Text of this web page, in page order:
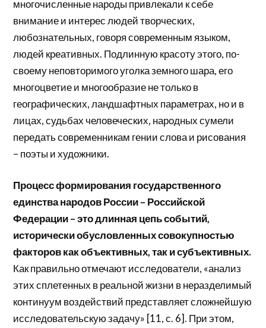
многочисленные народы привлекали к себе
внимание и интерес людей творческих,
любознательных, говоря современным языком,
людей креативных. Подлинную красоту этого, по-
своему неповторимого уголка земного шара, его
многоцветие и многообразие не только в
географических, ландшафтных параметрах, но и в
лицах, судьбах человеческих, народных сумели
передать современникам гении слова и рисования
– поэты и художники.
Процесс формирования государственного
единства народов России – Российской
Федерации – это длинная цепь событий,
исторически обусловленных совокупностью
факторов как объективных, так и субъективных.
Как правильно отмечают исследователи, «анализ
этих сплетенных в реальной жизни в неразделимый
континуум воздействий представляет сложнейшую
исследовательскую задачу» [11, с. 6]. При этом,